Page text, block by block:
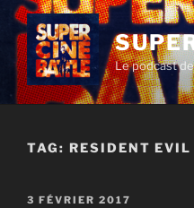
Aller
contenu
principal
Le podcast
TAG: RESIDENT EVIL
PUBLIÉ
3 FÉVRIER 2017